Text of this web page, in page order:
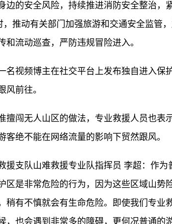
边的安全风险，持续推进消防安全整治，
，推动有关部门加强旅游和交通安全监管
和流动巡查，严防违规冒险进入。
名视频博主在社交平台上发布独自进入保
风前往。
擅闯无人山区的做法，专业救援人员也表
客绝不能在网络流量的影响下贸然跟风。
援支队山难救援专业队指挥员 李超：作为
区是非常危险的行为，因为这些区域山势
稍有不慎就会有生命危险。即使我们专业
，也会遇到非常多的障碍，更何况普通的